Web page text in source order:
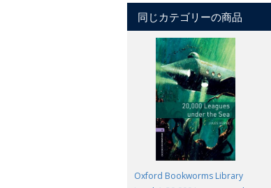
同じカテゴリーの商品
Oxford Bookworms Library